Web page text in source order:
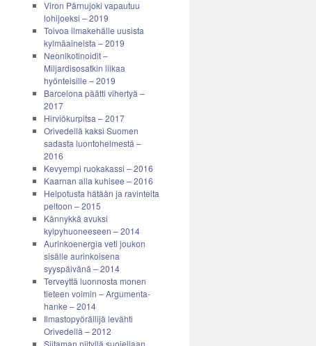
Viron Pärnujoki vapautuu
lohijoeksi – 2019
Toivoa ilmakehälle uusista
kylmäaineista – 2019
Neonikotinoidit –
Miljardisosatkin liikaa
hyönteisille – 2019
Barcelona päätti vihertyä –
2017
Hirviökurpitsa – 2017
Orivedellä kaksi Suomen
sadasta luontohelmestä –
2016
Kevyempi ruokakassi – 2016
Kaarnan alla kuhisee – 2016
Helpotusta hätään ja ravinteita
peltoon – 2015
Kännykkä avuksi
kylpyhuoneeseen – 2014
Aurinkoenergia veti joukon
sisälle aurinkoisena
syyspäivänä – 2014
Terveyttä luonnosta monen
tieteen voimin – Argumenta-
hanke – 2014
Ilmastopyöräilijä levähti
Orivedellä – 2012
Siitaman niityllä suojellaan